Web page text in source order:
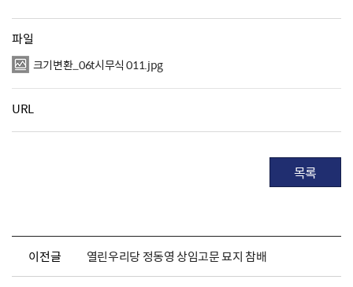
파일
크기변환_06t시무식 011.jpg
URL
목록
이전글 열린우리당 정동영 상임고문 묘지 참배